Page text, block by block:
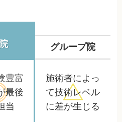
グループ院
豊富
最後
当
施術者によっ
て技術レベル
に差が生じる